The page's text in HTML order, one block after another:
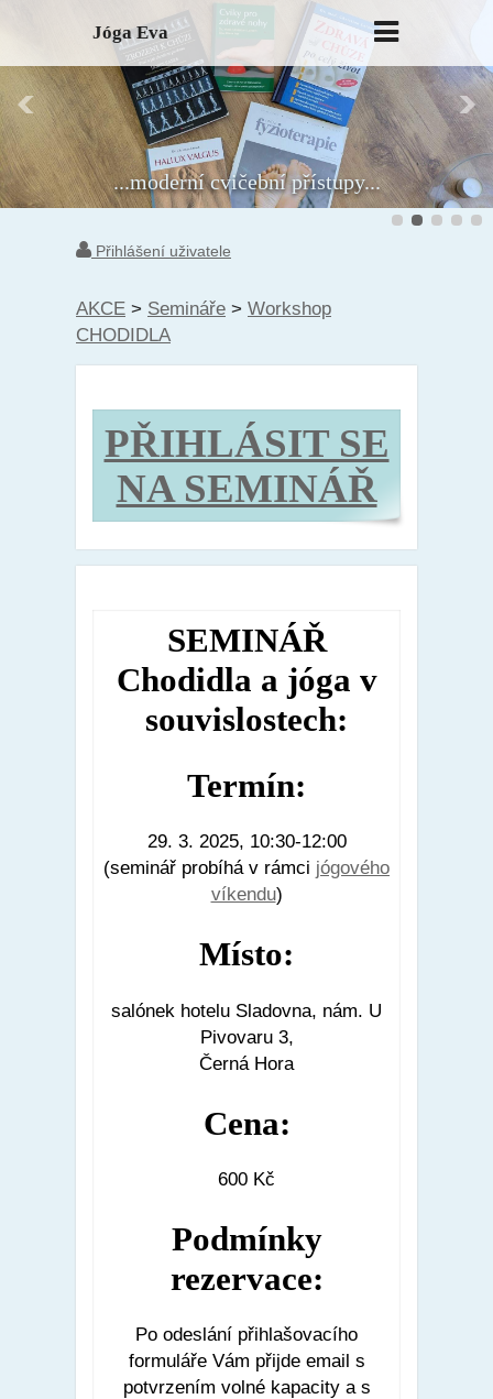
...moderní cvičební přístupy...
Jóga Eva
Přihlášení uživatele
AKCE > Semináře > Workshop
CHODIDLA
PŘIHLÁSIT SE
NA SEMINÁŘ
SEMINÁŘ
Chodidla a jóga v
souvislostech:
Termín:
29. 3. 2025, 10:30-12:00
(seminář probíhá v rámci jógového
víkendu)
Místo:
salónek hotelu Sladovna, nám. U
Pivovaru 3,
Černá Hora
Cena:
600 Kč
Podmínky
rezervace:
Po odeslání přihlašovacího
formuláře Vám přijde email s
potvrzením volné kapacity a s